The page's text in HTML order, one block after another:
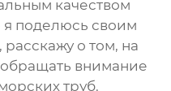
качеством
я поделюсь своим
о том, на
обращать внимание
труб.